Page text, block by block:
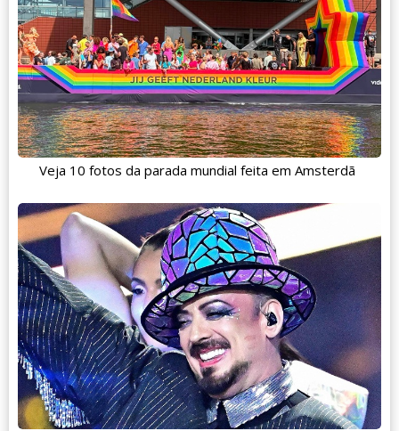
Veja 10 fotos da parada mundial feita em Amsterdã